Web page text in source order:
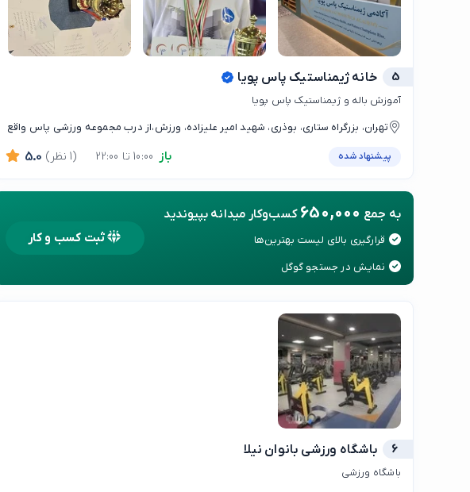
5 خانه ژیمناستیک پاس پویا
آموزش باله و ژیمناستیک پاس پویا
تهران، بزرگراه ستاری، بوذری، شهید امیر علیزاده، ورزش،از درب مجموعه ورزشی پاس واقع
راهنمایی میکنند.
پیشنهاد شده باز 5.0 (1 نظر)
به جمع 650,000 کسب‌وکار میدانه بپیوندید
قرارگیری بالای لیست بهترین‌ها
نمایش در جستجو گوگل
ثبت کسب و کار
6 باشگاه ورزشی بانوان نیلا
باشگاه ورزشی